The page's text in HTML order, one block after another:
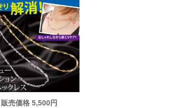
販売価格 5,500円